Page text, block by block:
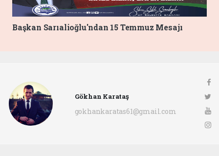
Başkan Sarıalioğlu'ndan 15 Temmuz Mesajı
Gökhan Karataş
gokhankaratas61@gmail.com